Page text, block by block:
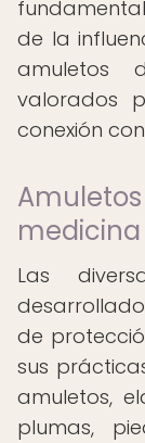
de la
amuletos
valorados
conexión
Las
de
sus
amuletos,
plumas,